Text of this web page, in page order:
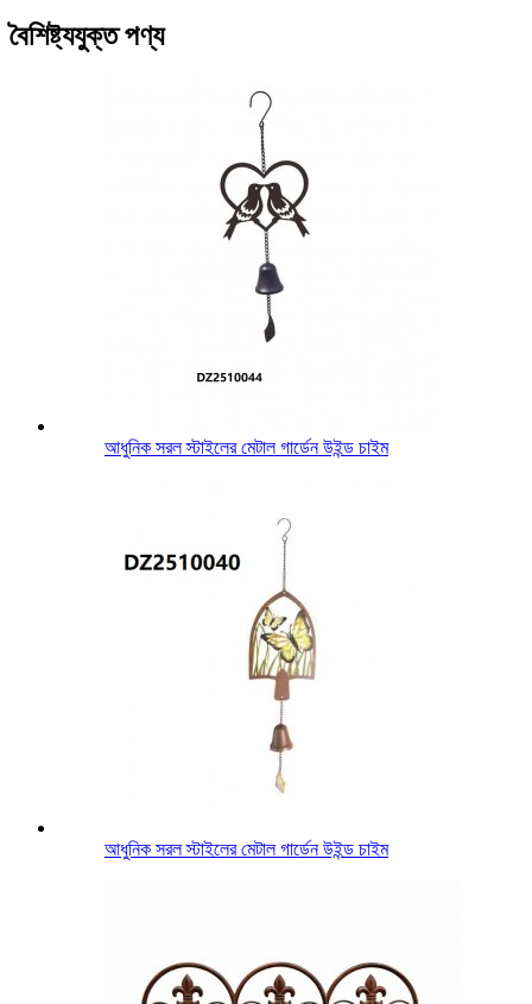
বৈশিষ্ট্যযুক্ত পণ্য
আধুনিক সরল স্টাইলের মেটাল গার্ডেন উইন্ড চাইম
আধুনিক সরল স্টাইলের মেটাল গার্ডেন উইন্ড চাইম